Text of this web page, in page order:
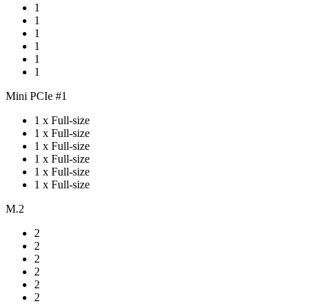
1
1
1
1
1
1
Mini PCIe #1
1 x Full-size
1 x Full-size
1 x Full-size
1 x Full-size
1 x Full-size
1 x Full-size
M.2
2
2
2
2
2
2